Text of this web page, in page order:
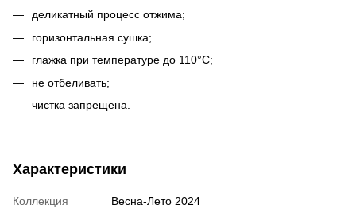
деликатный процесс отжима;
горизонтальная сушка;
глажка при температуре до 110°С;
не отбеливать;
чистка запрещена.
Характеристики
Коллекция
Весна-Лето 2024